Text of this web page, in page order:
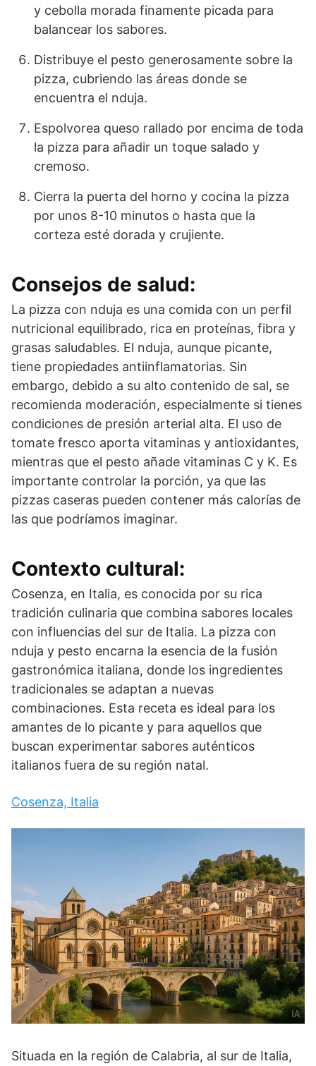
y cebolla morada finamente picada para
balancear los sabores.
Distribuye el pesto generosamente sobre la
pizza, cubriendo las áreas donde se
encuentra el nduja.
Espolvorea queso rallado por encima de toda
la pizza para añadir un toque salado y
cremoso.
Cierra la puerta del horno y cocina la pizza
por unos 8-10 minutos o hasta que la
corteza esté dorada y crujiente.
Consejos de salud:
La pizza con nduja es una comida con un perfil
nutricional equilibrado, rica en proteínas, fibra y
grasas saludables. El nduja, aunque picante,
tiene propiedades antiinflamatorias. Sin
embargo, debido a su alto contenido de sal, se
recomienda moderación, especialmente si tienes
condiciones de presión arterial alta. El uso de
tomate fresco aporta vitaminas y antioxidantes,
mientras que el pesto añade vitaminas C y K. Es
importante controlar la porción, ya que las
pizzas caseras pueden contener más calorías de
las que podríamos imaginar.
Contexto cultural:
Cosenza, en Italia, es conocida por su rica
tradición culinaria que combina sabores locales
con influencias del sur de Italia. La pizza con
nduja y pesto encarna la esencia de la fusión
gastronómica italiana, donde los ingredientes
tradicionales se adaptan a nuevas
combinaciones. Esta receta es ideal para los
amantes de lo picante y para aquellos que
buscan experimentar sabores auténticos
italianos fuera de su región natal.
Cosenza, Italia
Situada en la región de Calabria, al sur de Italia,